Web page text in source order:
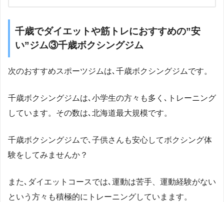
千歳でダイエットや筋トレにおすすめの”安
い”ジム③千歳ボクシングジム
次のおすすめスポーツジムは､千歳ボクシングジムです。
千歳ボクシングジムは､小学生の方々も多く､トレーニング
しています。その数は､北海道最大規模です。
千歳ボクシングジムで､子供さんも安心してボクシング体
験をしてみませんか？
また､ダイエットコースでは､運動は苦手、運動経験がない
という方々も積極的にトレーニングしていまます。